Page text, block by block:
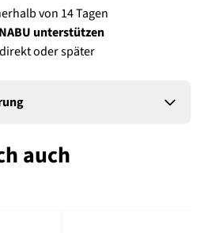
von 14 Tagen
unterstützen
oder später
auch